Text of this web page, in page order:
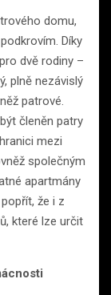
domu,
Díky
dvě rodiny –
plně nezávislý
patrové.
členěn patry
mezi
společným
apartmány
že i z
které lze určit